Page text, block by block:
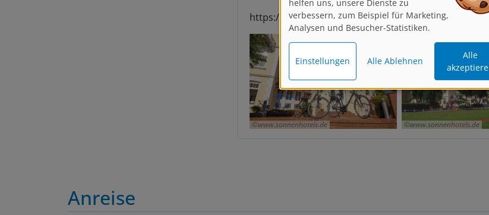
https://www.hotel-huettmann.de/urlaub-auf-amrum/
www.sonnenhotels.de www.sonnenhotels.de
Anreise
Analysen und Besucher-Statistiken.
Einstellungen
Alle
akzeptieren